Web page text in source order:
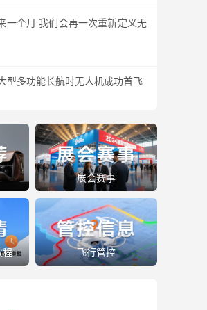
一个月 我们会再一次重新定义无
型多功能长航时无人机成功首飞
展会赛事
程 飞行管控